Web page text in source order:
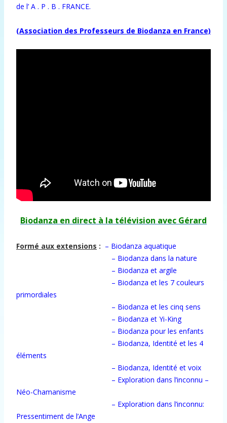
de l’ A . P . B . FRANCE.
(Association des Professeurs de Biodanza en France)
Biodanza en direct à la télévision avec Gérard
Formé aux extensions : – Biodanza aquatique
– Biodanza dans la nature
– Biodanza et argile
– Biodanza et les 7 couleurs
primordiales
– Biodanza et les cinq sens
– Biodanza et Yi-King
– Biodanza pour les enfants
– Biodanza, Identité et les 4
éléments
– Biodanza, Identité et voix
– Exploration dans l’inconnu –
Néo-Chamanisme
– Exploration dans l’inconnu:
Pressentiment de l’Ange